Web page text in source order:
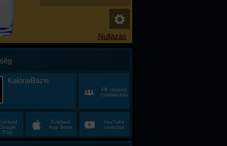
KalóriaBázis
FB csoport
csatlakozás
Play
Értékeld
App Store
YouTube
csatorna